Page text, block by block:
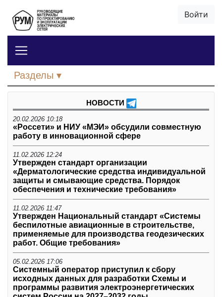
Войти
Разделы
НОВОСТИ
20.02.2026 10:18
«Россети» и НИУ «МЭИ» обсудили совместную
работу в инновационной сфере
11.02.2026 12:24
Утвержден стандарт организации
«Дерматологические средства индивидуальной
защиты и смывающие средства. Порядок
обеспечения и технические требования»
11.02.2026 11:47
Утвержден Национальный стандарт «Системы
беспилотные авиационные в строительстве,
применяемые для производства геодезических
работ. Общие требования»
05.02.2026 17:06
Системный оператор приступил к сбору
исходных данных для разработки Схемы и
программы развития электроэнергетических